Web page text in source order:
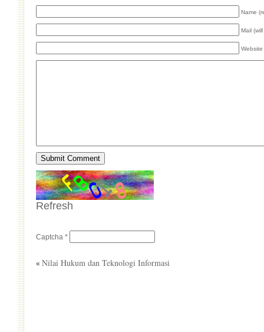
Name
Mail
Website
Refresh
Captcha *
« Nilai Hukum dan Teknologi Informasi